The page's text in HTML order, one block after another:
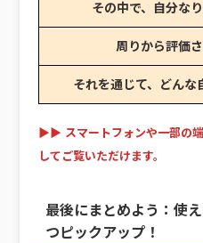
その中で、自分な
周りから評価
それを通じて、どんな
▶▶ スマートフォンや一部の
してご覧いただけます。
最後にまとめよう：使
つピックアップ！